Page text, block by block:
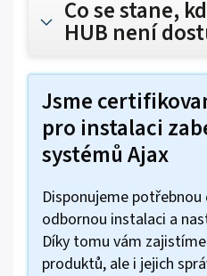
Co se stane,
HUB není
Jsme
pro instalaci
systémů Ajax
Disponujeme
odbornou instalaci a
Díky tomu vám
produktů, ale i jejich